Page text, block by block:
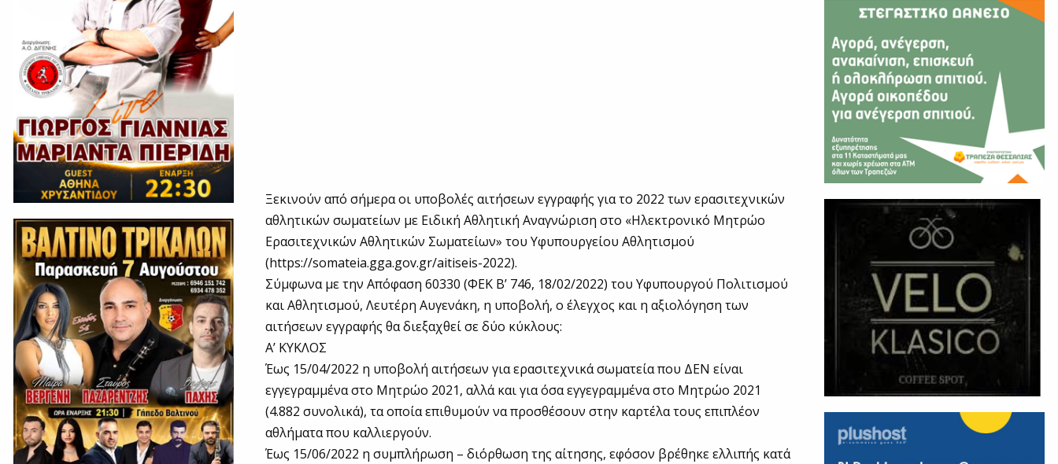
Ξεκινούν από σήμερα οι υποβολές αιτήσεων εγγραφής για το 2022 των ερασιτεχνικών
αθλητικών σωματείων με Ειδική Αθλητική Αναγνώριση στο «Ηλεκτρονικό Μητρώο
Ερασιτεχνικών Αθλητικών Σωματείων» του Υφυπουργείου Αθλητισμού
(https://somateia.gga.gov.gr/aitiseis-2022).
Σύμφωνα με την Απόφαση 60330 (ΦΕΚ Β’ 746, 18/02/2022) του Υφυπουργού Πολιτισμού
και Αθλητισμού, Λευτέρη Αυγενάκη, η υποβολή, ο έλεγχος και η αξιολόγηση των
αιτήσεων εγγραφής θα διεξαχθεί σε δύο κύκλους:
Α’ ΚΥΚΛΟΣ
Έως 15/04/2022 η υποβολή αιτήσεων για ερασιτεχνικά σωματεία που ΔΕΝ είναι
εγγεγραμμένα στο Μητρώο 2021, αλλά και για όσα εγγεγραμμένα στο Μητρώο 2021
(4.882 συνολικά), τα οποία επιθυμούν να προσθέσουν στην καρτέλα τους επιπλέον
αθλήματα που καλλιεργούν.
Έως 15/06/2022 η συμπλήρωση – διόρθωση της αίτησης, εφόσον βρέθηκε ελλιπής κατά